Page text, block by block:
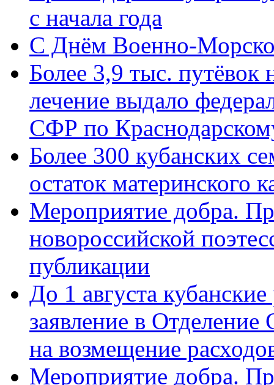
с начала года
C Днём Военно-
Более 3,9 тыс. путёвок
лечение выдало
СФР по
Более 300 кубанских
остаток материнского
Мероприятие добра.
новороссийской
публикации
До 1 августа
заявление в
на возмещение
Мероприятие добра.